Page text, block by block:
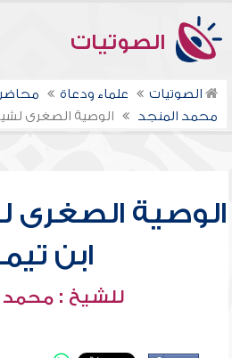
الصوتيات
الصوتيات علماء ودعاة
محمد المنجد
الوصية الصغرى
الوصية الصغرى
ابن
للشيخ : محمد